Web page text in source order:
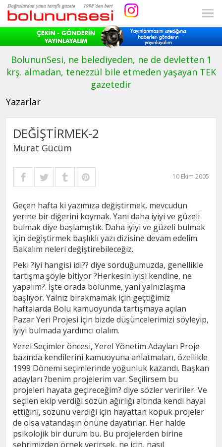
BolununSesi, ne belediyeden, ne de devletten 1
krş. almadan, tenezzül bile etmeden yaşayan TEK
gazetedir
Yazarlar
DEĞİŞTİRMEK-2
Murat Gücüm
10 Ekim 2005
Geçen hafta ki yazımıza değiştirmek, mevcudun
yerine bir diğerini koymak. Yani daha iyiyi ve güzeli
bulmak diye başlamıştık. Daha iyiyi ve güzeli bulmak
için değiştirmek başlıklı yazı dizisine devam edelim.
Bakalım neleri değiştirebileceğiz.
Peki ?iyi hangisi idi?? diye sorduğumuzda, genellikle
tartışma şöyle bitiyor ?Herkesin iyisi kendine, ne
yapalım?. İşte orada bölünme, yani yalnızlaşma
başlıyor. Yalnız bırakmamak için geçtiğimiz
haftalarda Bolu kamuoyunda tartışmaya açılan
Pazar Yeri Projesi için bizde düşüncelerimizi söyleyip,
iyiyi bulmada yardımcı olalım.
Yerel Seçimler öncesi, Yerel Yönetim Adayları Proje
bazında kendilerini kamuoyuna anlatmaları, özellikle
1999 Dönemi seçimlerinde yoğunluk kazandı. Başkan
adayları ?benim projelerim var. Seçilirsem bu
projeleri hayata geçireceğim? diye sözler veririler. Ve
seçilen ekip verdiği sözün ağırlığı altında kendi hayal
ettiğini, sözünü verdiği için hayattan kopuk projeler
de olsa vatandaşın önüne dayatırlar. Her halde
psikolojik bir durum bu. Bu projelerden birine
şehrimizden örnek verirsek, ne için, nasıl